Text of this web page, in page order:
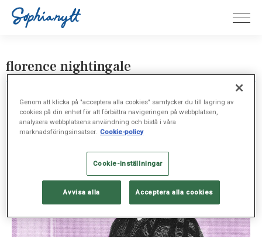
florence nightingale
Genom att klicka på "acceptera alla cookies" samtycker du till lagring av
cookies på din enhet för att förbättra navigeringen på webbplatsen,
analysera webbplatsens användning och bistå i våra
marknadsföringsinsatser. Cookie-policy
Cookie-inställningar
Avvisa alla Acceptera alla cookies